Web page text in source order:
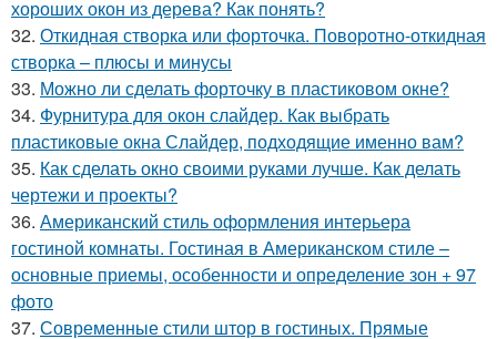
хороших окон из дерева? Как понять?
32. Откидная створка или форточка. Поворотно-откидная
створка – плюсы и минусы
33. Можно ли сделать форточку в пластиковом окне?
34. Фурнитура для окон слайдер. Как выбрать
пластиковые окна Слайдер, подходящие именно вам?
35. Как сделать окно своими руками лучше. Как делать
чертежи и проекты?
36. Американский стиль оформления интерьера
гостиной комнаты. Гостиная в Американском стиле –
основные приемы, особенности и определение зон + 97
фото
37. Современные стили штор в гостиных. Прямые